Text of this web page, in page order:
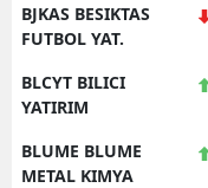
BJKAS BESIKTAS
FUTBOL YAT.
BLCYT BILICI
YATIRIM
BLUME BLUME
METAL KIMYA